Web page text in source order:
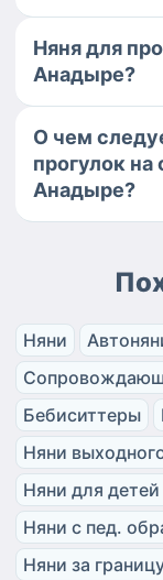
Няня для
Анадыре?
О чем
прогулок на
Анадыре?
Няни
Бебиситтеры
Няни
Няни для
Няни с пед.
Няни за